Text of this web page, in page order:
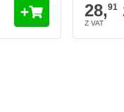
28,91